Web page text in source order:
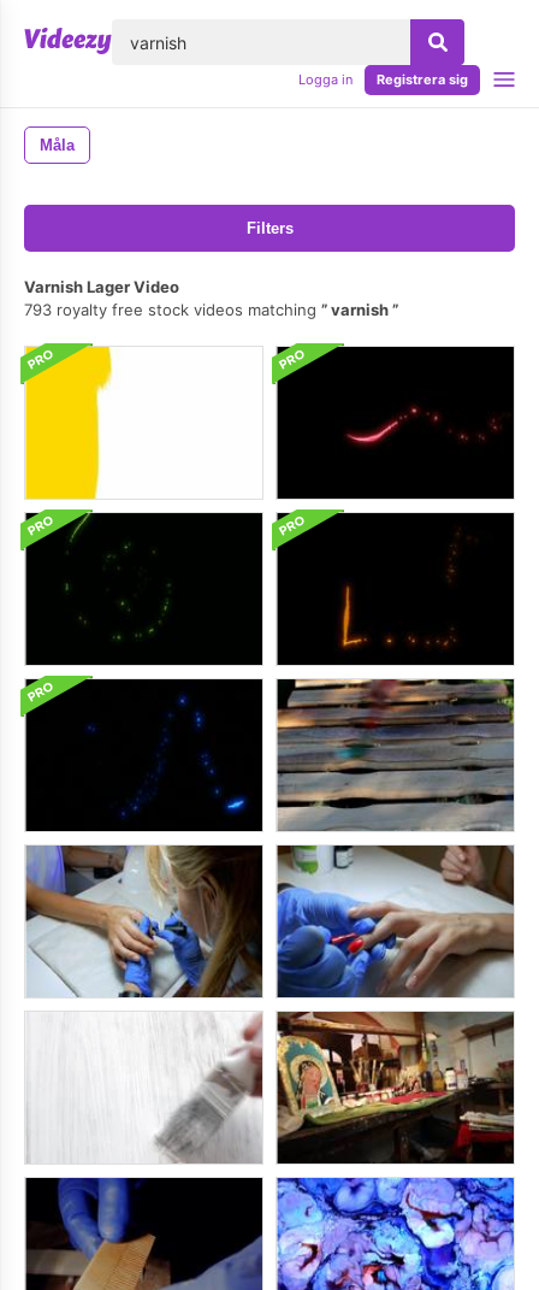
Logga in Registrera sig
Måla
Filters
Varnish Lager Video
793 royalty free stock videos matching
varnish